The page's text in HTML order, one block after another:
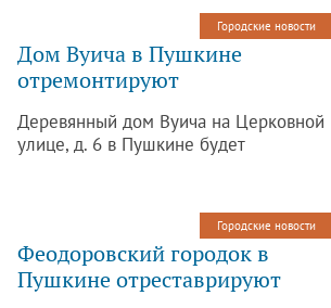
очистные сооружения. Об этом
сообщает интернет-газета «Канонер».
Городские новости
Дом Вуича в Пушкине
отремонтируют
Деревянный дом Вуича на Церковной
улице, д. 6 в Пушкине будет
литературного музея. Об этом
сообщает интернет-газета «Канонер».
Городские новости
Феодоровский городок в
Пушкине отреставрируют